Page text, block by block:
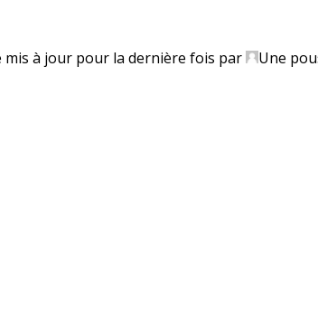
mis à jour pour la dernière fois par Une